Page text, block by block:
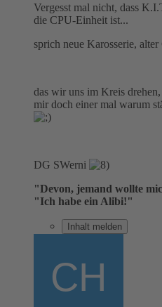
Vergesst mal nicht, dass
die CPU-Einheit ist...
sprich neue Karosserie,
das wir uns im Kreis drehen,
mir doch einer mal warum
DG SWerni
"Devon, jemand wollte
"Ich habe ein Alibi!"
Inhalt melden